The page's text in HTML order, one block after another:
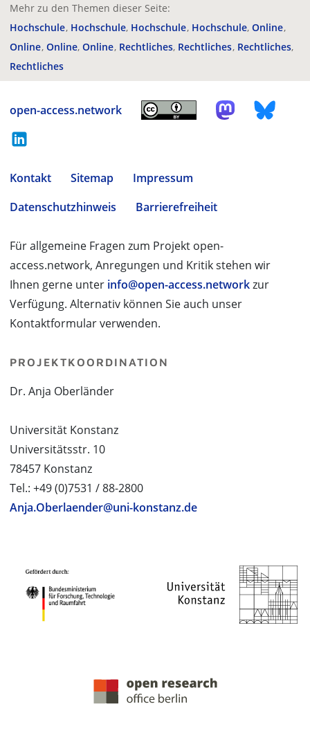
Mehr zu den Themen dieser Seite:
Hochschule Hochschule Hochschule Hochschule Online
Online Online Online Rechtliches Rechtliches Rechtliches
Rechtliches
open-access.network
Kontakt Sitemap
Impressum
Datenschutzhinweis
Barrierefreiheit
Für allgemeine Fragen zum Projekt open-
access.network, Anregungen und Kritik stehen wir
Ihnen gerne unter info@open-access.networkzur
Verfügung. Alternativ können Sie auch unser
Kontaktformular verwenden.
PROJEKTKOORDINATION
Dr. Anja Oberländer
Universität Konstanz
Universitätsstr. 10
78457 Konstanz
Tel.: +49 (0)7531 / 88-2800
Anja.Oberlaender@uni-konstanz.de